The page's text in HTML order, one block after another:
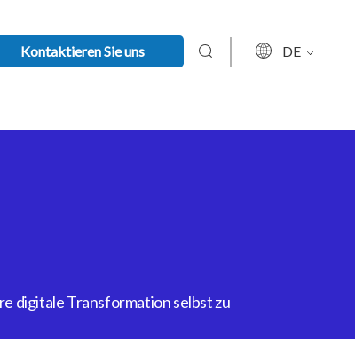
Kontaktieren Sie uns DE
digitale Transformation selbst zu